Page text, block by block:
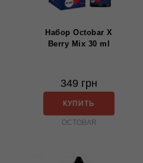
Набор Octobar X
Berry Mix 30 ml
349 грн
КУПИТЬ
OCTOBAR